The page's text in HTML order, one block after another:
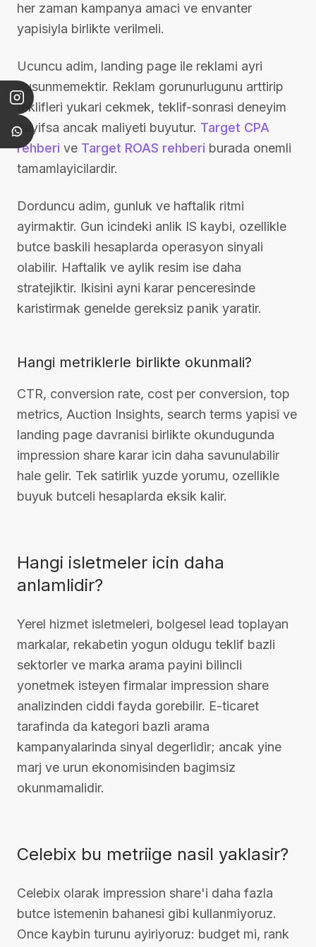
her zaman kampanya amaci ve envanter
yapisiyla birlikte verilmeli.
Ucuncu adim, landing page ile reklami ayri
dusunmemektir. Reklam gorunurlugunu arttirip
teklifleri yukari cekmek, teklif-sonrasi deneyim
zayifsa ancak maliyeti buyutur. Target CPA
rehberi ve Target ROAS rehberi burada onemli
tamamlayicilardir.
Dorduncu adim, gunluk ve haftalik ritmi
ayirmaktir. Gun icindeki anlik IS kaybi, ozellikle
butce baskili hesaplarda operasyon sinyali
olabilir. Haftalik ve aylik resim ise daha
stratejiktir. Ikisini ayni karar penceresinde
karistirmak genelde gereksiz panik yaratir.
Hangi metriklerle birlikte okunmali?
CTR, conversion rate, cost per conversion, top
metrics, Auction Insights, search terms yapisi ve
landing page davranisi birlikte okundugunda
impression share karar icin daha savunulabilir
hale gelir. Tek satirlik yuzde yorumu, ozellikle
buyuk butceli hesaplarda eksik kalir.
Hangi isletmeler icin daha
anlamlidir?
Yerel hizmet isletmeleri, bolgesel lead toplayan
markalar, rekabetin yogun oldugu teklif bazli
sektorler ve marka arama payini bilincli
yonetmek isteyen firmalar impression share
analizinden ciddi fayda gorebilir. E-ticaret
tarafinda da kategori bazli arama
kampanyalarinda sinyal degerlidir; ancak yine
marj ve urun ekonomisinden bagimsiz
okunmamalidir.
Celebix bu metriige nasil yaklasir?
Celebix olarak impression share'i daha fazla
butce istemenin bahanesi gibi kullanmiyoruz.
Once kaybin turunu ayiriyoruz: budget mi, rank